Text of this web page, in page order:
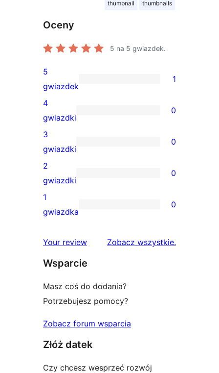
thumbnail thumbnails
Oceny
5 na 5 gwiazdek.
1
recenzja
5-
gwiazdkowa
5
gwiazdek
1
0
recenzji
4-
gwiazdkowych
4
gwiazdki
0
0
recenzji
3-
gwiazdkowych
3
gwiazdki
0
0
recenzji
2-
2
gwiazdki
0
0
1-
1
gwiazdka
0
Your review Zobacz wszystkierecenzje
.
Wsparcie
Masz coś do dodania?
Potrzebujesz pomocy?
Zobacz forum wsparcia
Złóż datek
Czy chcesz wesprzeć rozwój